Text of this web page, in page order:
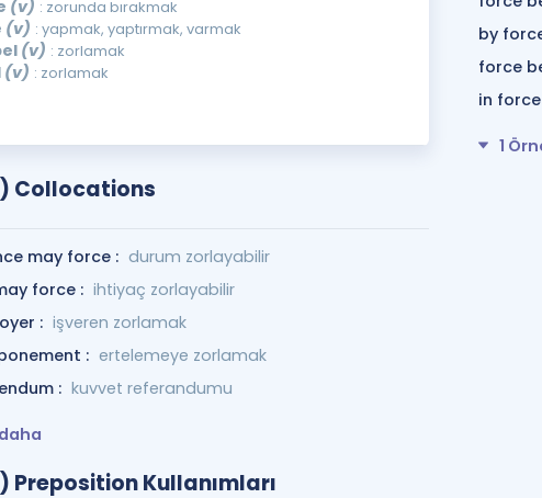
(v) : zorunda bırakmak
(v) : yapmak, yaptırmak, varmak
(v) : zorlamak
(v) : zorlamak
Collocations
may force : durum zorlayabilir
force : ihtiyaç zorlayabilir
: işveren zorlamak
: ertelemeye zorlamak
: kuvvet referandumu
Preposition Kullanımları
by
force
in
1